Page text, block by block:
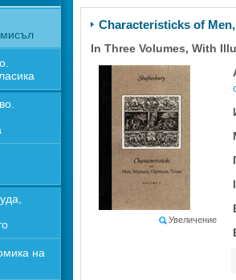
на
Characteristicks of
In Three Volumes, With
Увеличение